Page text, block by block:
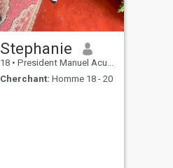
Stephanie
18 • President Manuel Acuña Roxas, Zamboanga del Norte, Philippin...
Cherchant: Homme 18 - 20